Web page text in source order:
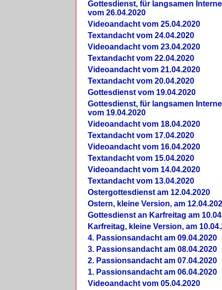
Gottesdienst, für langsamen
vom 26.04.2020
Videoandacht vom 25.04.2020
Textandacht vom 24.04.2020
Videoandacht vom 23.04.2020
Textandacht vom 22.04.2020
Videoandacht vom 21.04.2020
Textandacht vom 20.04.2020
Gottesdienst vom 19.04.2020
Gottesdienst, für langsamen
vom 19.04.2020
Videoandacht vom 18.04.2020
Textandacht vom 17.04.2020
Videoandacht vom 16.04.2020
Textandacht vom 15.04.2020
Videoandacht vom 14.04.2020
Textandacht vom 13.04.2020
Ostergottesdienst am 12.04.2020
Ostern, kleine Version, am
Gottesdienst an Karfreitag am
Karfreitag, kleine Version, am
4. Passionsandacht am 09.04.2020
3. Passionsandacht am 08.04.2020
2. Passionsandacht am 07.04.2020
1. Passionsandacht am 06.04.2020
Videoandacht vom 05.04.2020